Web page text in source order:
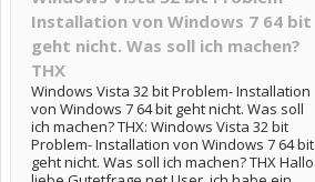
Installation von Windows 7 64 bit
geht nicht. Was soll ich machen?
THX
Windows Vista 32 bit Problem- Installation
von Windows 7 64 bit geht nicht. Was soll
ich machen? THX: Windows Vista 32 bit
Problem- Installation von Windows 7 64 bit
geht nicht. Was soll ich machen? THX Hallo